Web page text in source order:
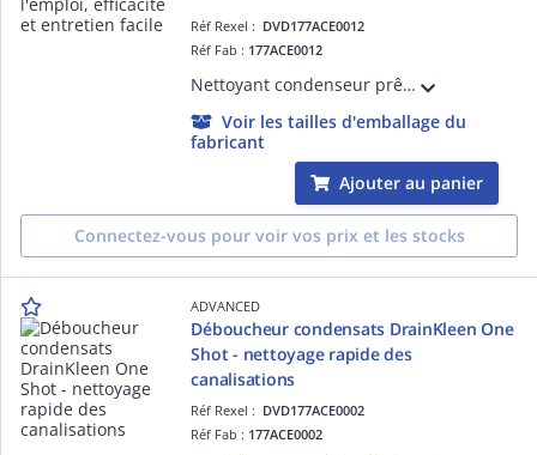
Réf Rexel : DVD177ACE0012
Réf Fab : 177ACE0012
Nettoyant condenseur prêt à l'emploi, non moussant et biodégradable. Améliore l'efficacité des systèmes HVAC. Idéal pour l'entretien régulier. Format prêt à l'emploi de 1L
Voir les tailles d'emballage du
fabricant
Ajouter au panier
Connectez-vous pour voir vos prix et les stocks
ADVANCED
Déboucheur condensats DrainKleen One
Shot - nettoyage rapide des
canalisations
Réf Rexel : DVD177ACE0002
Réf Fab : 177ACE0002